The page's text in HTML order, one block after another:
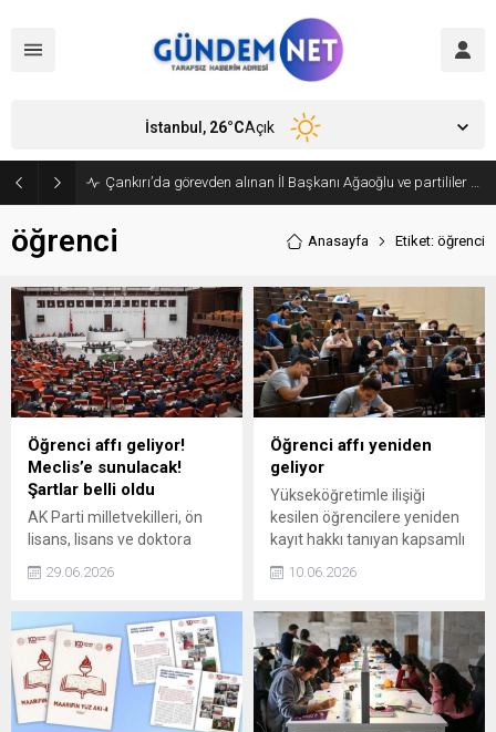
Çankırı’da görevden alınan İl Başkanı Ağaoğlu ve partililer CHP’den istifa edip, Yeni Parti’ye geçti
İstanbul, 26°CAçık
öğrenci Anasayfa Etiket: öğrenci
Öğrenci affı geliyor!
Meclis’e sunulacak!
Şartlar belli oldu
AK Parti milletvekilleri, ön
lisans, lisans ve doktora
hakkı kazanıp kayıt
öğrenciliğe dönmelerine
ilişkin kanun teklifini TBMM
Başkanlığına sunacak.
29.06.2026
Öğrenci affı yeniden
geliyor
Yükseköğretimle ilişiği
kesilen öğrencilere yeniden
kayıt hakkı tanıyan kapsamlı
10.06.2026